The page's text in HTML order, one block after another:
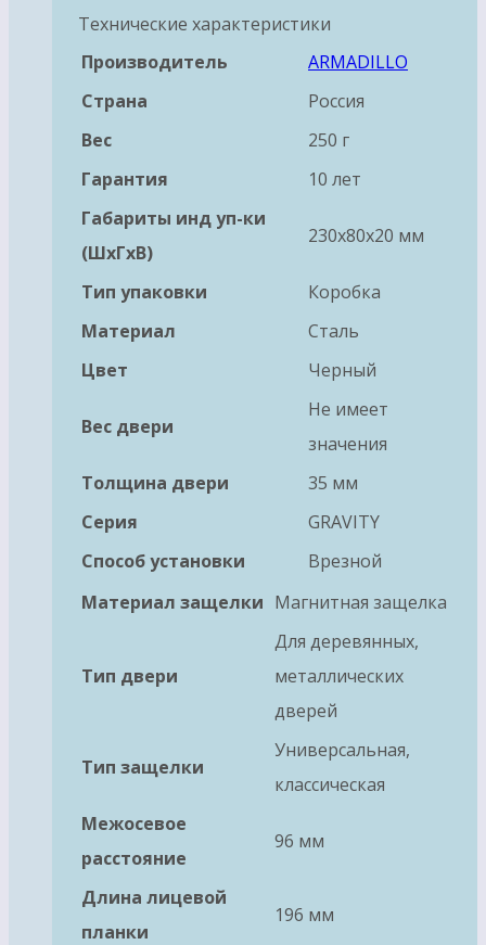
Технические характеристики
Производитель
ARMADILLO
Страна
Россия
Вес
250 г
Гарантия
10 лет
Габариты инд уп-ки
(ШхГхВ)
230x80x20 мм
Тип упаковки
Коробка
Материал
Сталь
Цвет
Черный
Вес двери
Не имеет
значения
Толщина двери
35 мм
Серия
GRAVITY
Способ установки
Врезной
Материал защелки Магнитная защелка
Тип двери
Для деревянных,
металлических
дверей
Тип защелки
Универсальная,
классическая
Межосевое
расстояние
96 мм
Длина лицевой
планки
196 мм